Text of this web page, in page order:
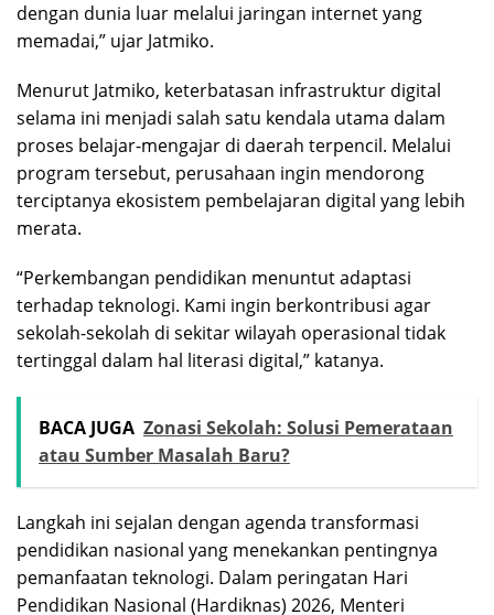
dengan dunia luar melalui jaringan internet yang
memadai,” ujar Jatmiko.
Menurut Jatmiko, keterbatasan infrastruktur digital
selama ini menjadi salah satu kendala utama dalam
proses belajar-mengajar di daerah terpencil. Melalui
program tersebut, perusahaan ingin mendorong
terciptanya ekosistem pembelajaran digital yang lebih
merata.
“Perkembangan pendidikan menuntut adaptasi
terhadap teknologi. Kami ingin berkontribusi agar
sekolah-sekolah di sekitar wilayah operasional tidak
tertinggal dalam hal literasi digital,” katanya.
BACA JUGA Zonasi Sekolah: Solusi Pemerataan
atau Sumber Masalah Baru?
Langkah ini sejalan dengan agenda transformasi
pendidikan nasional yang menekankan pentingnya
pemanfaatan teknologi. Dalam peringatan Hari
Pendidikan Nasional (Hardiknas) 2026, Menteri